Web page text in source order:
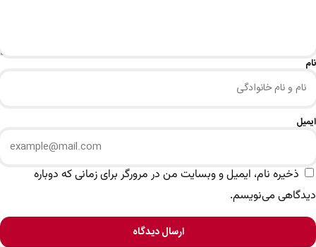
نام
ایمیل
ذخیره نام، ایمیل و وبسایت من در مرورگر برای زمانی که دوباره
دیدگاهی می‌نویسم.
ارسال دیدگاه